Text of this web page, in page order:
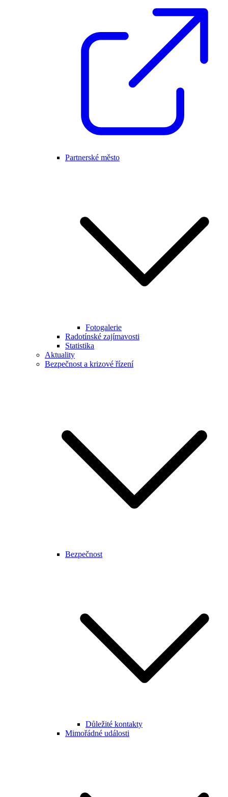
Partnerské město
Fotogalerie
Radotínské zajímavosti
Statistika
Aktuality
Bezpečnost a krizové řízení
Bezpečnost
Důležité kontakty
Mimořádné události